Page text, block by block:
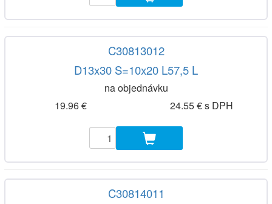
C30813012
D13x30 S=10x20 L57,5 L
na objednávku
19.96 €
24.55 € s DPH
C30814011